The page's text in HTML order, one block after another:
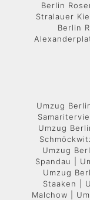
Berlin
Stralauer
Berlin
Umzug
Umzug
Umzug
Spandau |
Umzug
Staaken |
Malchow |